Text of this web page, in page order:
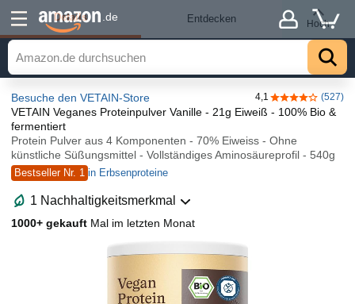
.de
Besuche den VETAIN-Store 4,1 4,1 von 5(527)
VETAIN Veganes Proteinpulver Vanille - 21g Eiweiß - 100% Bio &
fermentiert
Protein Pulver aus 4 Komponenten - 70% Eiweiss - Ohne
künstliche Süßungsmittel - Vollständiges Aminosäureprofil - 540g
Bestseller Nr. 1 in Erbsenproteine
1 Nachhaltigkeitsmerkmal
1000+ gekauft Mal im letzten Monat
Details Entdecken Hoch